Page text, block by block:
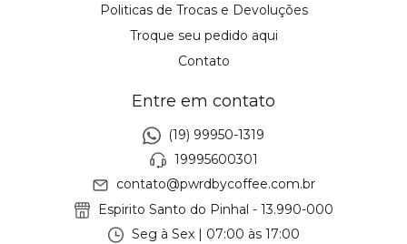
Politicas de Trocas e Devoluções
Troque seu pedido aqui
Contato
Entre em contato
(19) 99950-1319
19995600301
contato@pwrdbycoffee.com.br
Espirito Santo do Pinhal - 13.990-000
Seg à Sex | 07:00 às 17:00